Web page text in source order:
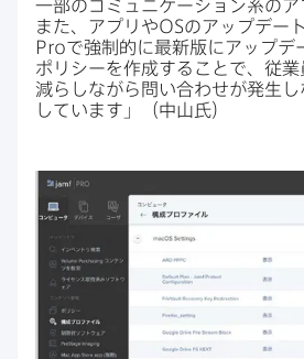
一部の​コミュニケーション系の​ア
また、​アプリやOSの​アップデー
Proで​強制的に​最新版に​アップデ
ポリシーを​作成する​ことで、​従業
減らしながら​問い​合わせが​発生し
しています」​（中山氏）